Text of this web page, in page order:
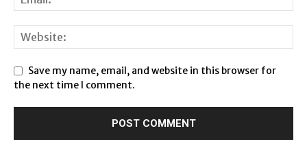
Save my name, email, and website in this browser for
the next time I comment.